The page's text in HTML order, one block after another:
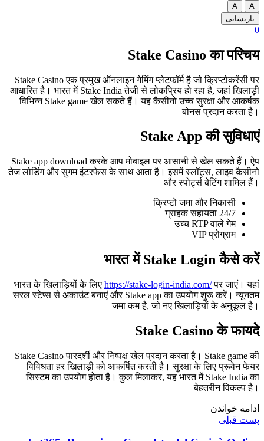
A
A
بازنشانی
0
Stake Casino का परिचय
Stake Casino एक प्रमुख ऑनलाइन गेमिंग प्लेटफॉर्म है जो क्रिप्टोकरेंसी पर
आधारित है। भारत में Stake India तेजी से लोकप्रिय हो रहा है, जहां खिलाड़ी
विभिन्न Stake game खेल सकते हैं। यह कैसीनो उच्च सुरक्षा और आकर्षक
बोनस प्रदान करता है।
Stake App की सुविधाएं
Stake app download करके आप मोबाइल पर आसानी से खेल सकते हैं। ऐप
तेज लोडिंग और सुगम इंटरफेस के साथ आता है। इसमें स्लॉट्स, लाइव कैसीनो
और स्पोर्ट्स बेटिंग शामिल हैं।
क्रिप्टो जमा और निकासी
24/7 ग्राहक सहायता
उच्च RTP वाले गेम
VIP प्रोग्राम
भारत में Stake Login कैसे करें
भारत के खिलाड़ियों के लिए https://stake-login-india.com/पर जाएं। यहां
सरल स्टेप्स से अकाउंट बनाएं और Stake app का उपयोग शुरू करें। न्यूनतम
जमा कम है, जो नए खिलाड़ियों के अनुकूल है।
Stake Casino के फायदे
Stake Casino पारदर्शी और निष्पक्ष खेल प्रदान करता है। Stake game की
विविधता हर खिलाड़ी को आकर्षित करती है। सुरक्षा के लिए प्रूवेन फेयर
सिस्टम का उपयोग होता है। कुल मिलाकर, यह भारत में Stake India का
बेहतरीन विकल्प है।
ادامه خواندن
پست قبلی